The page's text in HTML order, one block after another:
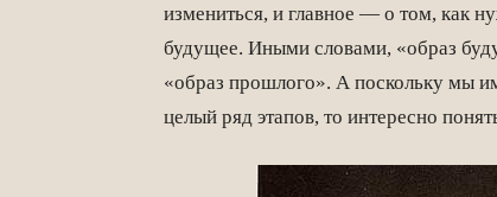
измениться, и главное — о том, как
будущее. Иными словами, «образ
«образ прошлого». А поскольку мы
целый ряд этапов, то интересно